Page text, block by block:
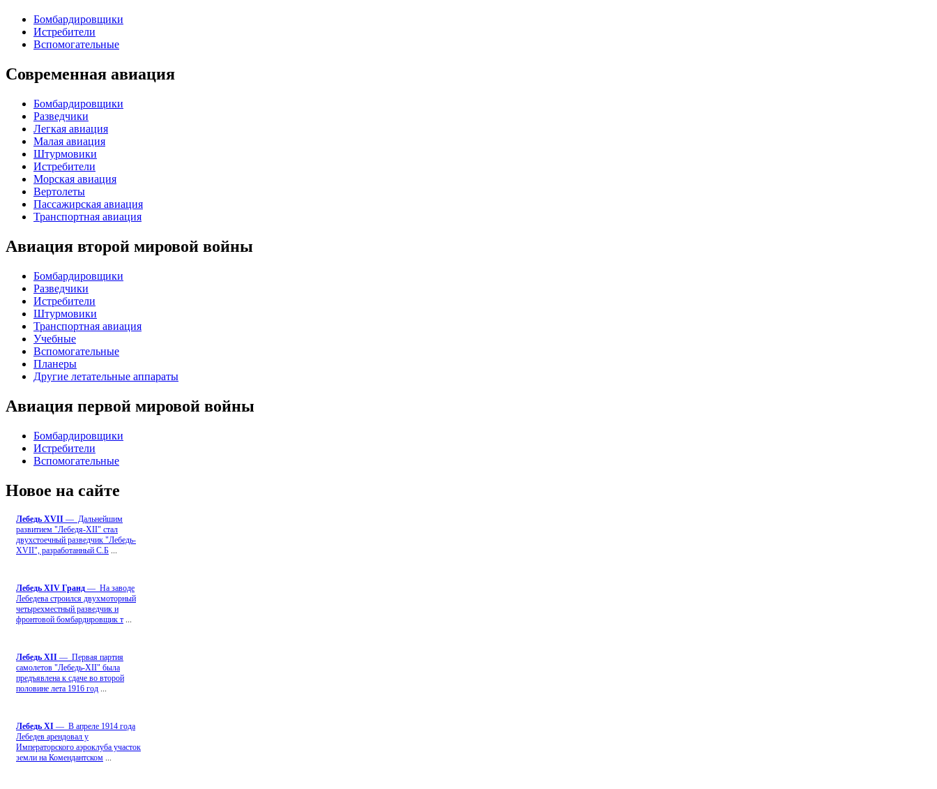
Бомбардировщики
Истребители
Вспомогательные
Современная авиация
Бомбардировщики
Разведчики
Легкая авиация
Малая авиация
Штурмовики
Истребители
Морская авиация
Вертолеты
Пассажирская авиация
Транспортная авиация
Авиация второй мировой войны
Бомбардировщики
Разведчики
Истребители
Штурмовики
Транспортная авиация
Учебные
Вспомогательные
Планеры
Другие летательные аппараты
Авиация первой мировой войны
Бомбардировщики
Истребители
Вспомогательные
Новое на сайте
Лебедь ХVII — Дальнейшим
развитием "Лебедя-ХII" стал
двухстоечный разведчик "Лебедь-
XVII", разработанный С.Б
Лебедь ХIV Гранд — На заводе
Лебедева строился двухмоторный
четырехместный разведчик и
фронтовой бомбардировщик т
Лебедь ХII — Первая партия
самолетов "Лебедь-ХII" была
предъявлена к сдаче во второй
половине лета 1916 год
Лебедь ХI — В апреле 1914 года
Лебедев арендовал у
Императорского аэроклуба участок
земли на Комендантском